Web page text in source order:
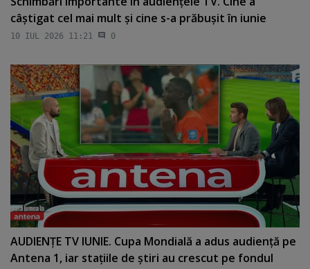
câştigat cel mai mult şi cine s-a prăbuşit în iunie
10 IUL 2026 11:21 0
AUDIENŢE TV IUNIE. Cupa Mondială a adus audienţă pe
Antena 1, iar staţiile de ştiri au crescut pe fondul